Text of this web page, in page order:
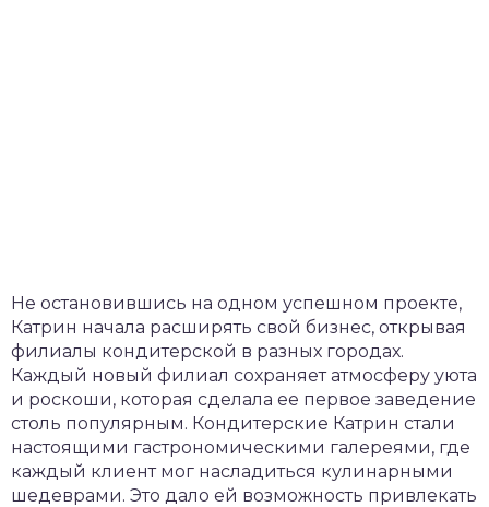
Не остановившись на одном успешном проекте,
Катрин начала расширять свой бизнес, открывая
филиалы кондитерской в разных городах.
Каждый новый филиал сохраняет атмосферу уюта
и роскоши, которая сделала ее первое заведение
столь популярным. Кондитерские Катрин стали
настоящими гастрономическими галереями, где
каждый клиент мог насладиться кулинарными
шедеврами. Это дало ей возможность привлекать